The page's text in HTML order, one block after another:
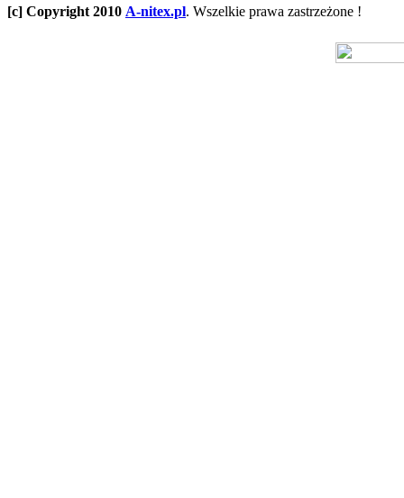
[c] Copyright 2010 A-nitex.pl. Wszelkie prawa zastrzeżone !